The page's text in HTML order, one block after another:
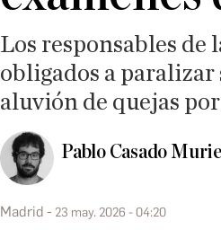
Los responsables de
obligados a paralizar
aluvión de quejas
Pablo Casado
Madrid 23 may. 2026 - 04:20